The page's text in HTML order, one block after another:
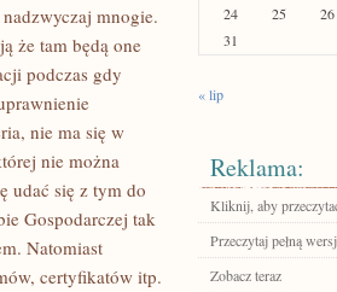
mnogie.
że tam będą one
podczas gdy
nie ma się w
nie można
udać się z tym do
Gospodarczej tak
Natomiast
certyfikatów itp.
24
25 26
31
« lip
Reklama:
Kliknij, aby
Przeczytaj pełną
Zobacz teraz